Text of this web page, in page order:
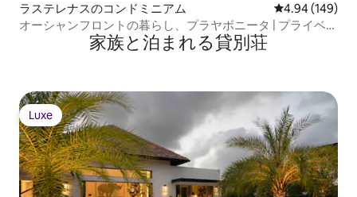
ラステレナスのコンドミニアム レビュー149
4.94 (149)
オーシャンフロントの暮らし、プラヤボニータ | プライベー
家族と泊まれる貸別荘
Luxe
Luxe